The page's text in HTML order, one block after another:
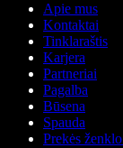
Apie mus
Kontaktai
Tinklaraštis
Karjera
Partneriai
Pagalba
Būsena
Spauda
Prekės